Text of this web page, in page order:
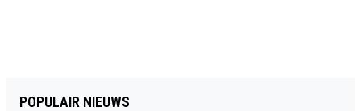
POPULAIR NIEUWS